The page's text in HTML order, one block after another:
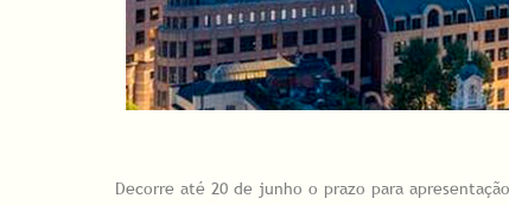
Decorre até 20 de junho o prazo para